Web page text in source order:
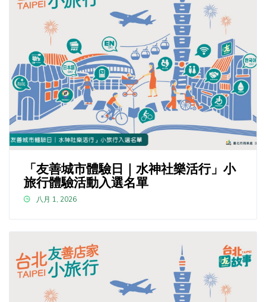
「友善城市體驗日｜水神社樂活行」小
旅行體驗活動入選名單
八月 1, 2026